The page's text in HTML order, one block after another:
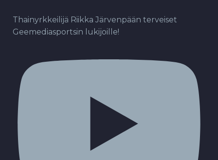
Thainyrkkeilijä Riikka Järvenpään terveiset
Geemediasportsin lukijoille!